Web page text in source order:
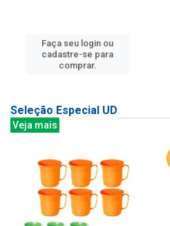
Faça seu login ou
cadastre-se para
comprar.
Seleção Especial UD
Veja mais